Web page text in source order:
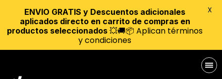
ENVIO GRATIS y Descuentos adicionales
aplicados directo en carrito de compras en
productos seleccionados 💥🚚📦 Aplican términos
y condiciones
X